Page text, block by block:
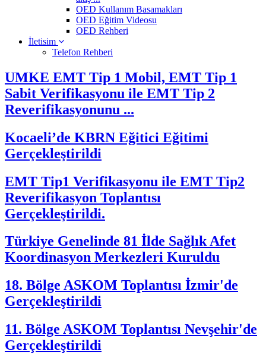
OED Kullanım Basamakları
OED Eğitim Videosu
OED Rehberi
İletisim
Telefon Rehberi
UMKE EMT Tip 1 Mobil, EMT Tip 1
Sabit Verifikasyonu ile EMT Tip 2
Reverifikasyonunu ...
Kocaeli’de KBRN Eğitici Eğitimi
Gerçekleştirildi
EMT Tip1 Verifikasyonu ile EMT Tip2
Reverifikasyon Toplantısı
Gerçekleştirildi.
Türkiye Genelinde 81 İlde Sağlık Afet
Koordinasyon Merkezleri Kuruldu
18. Bölge ASKOM Toplantısı İzmir'de
Gerçekleştirildi
11. Bölge ASKOM Toplantısı Nevşehir'de
Gerçekleştirildi